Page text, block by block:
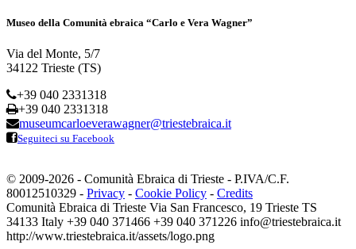
Museo della Comunità ebraica “Carlo e Vera Wagner”
Via del Monte, 5/7
34122 Trieste (TS)
+39 040 2331318
+39 040 2331318
museumcarloeverawagner@triestebraica.it
Seguiteci su Facebook
© 2009-2026 - Comunità Ebraica di Trieste - P.IVA/C.F.
80012510329 - Privacy - Cookie Policy - Credits
Comunità Ebraica di Trieste Via San Francesco, 19 Trieste TS
34133 Italy +39 040 371466 +39 040 371226 info@triestebraica.it
http://www.triestebraica.it/assets/logo.png